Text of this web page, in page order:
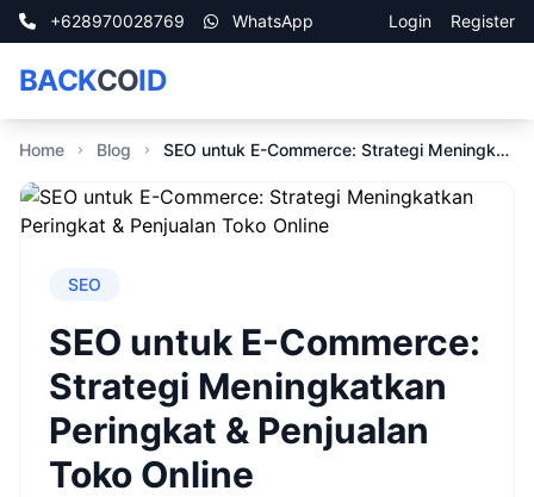
+628970028769 WhatsApp Login Register
BACKCOID
Home Blog SEO untuk E-Commerce: Strategi Meningkatkan Peringkat & Penjualan Toko Online
SEO
SEO untuk E-Commerce:
Strategi Meningkatkan
Peringkat & Penjualan
Toko Online